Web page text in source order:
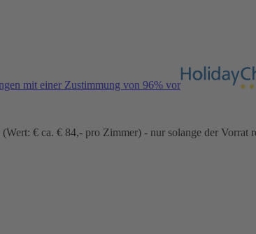
mit einer Zustimmung von 96% vor
€ ca. € 84,- pro Zimmer) - nur solange der Vorrat